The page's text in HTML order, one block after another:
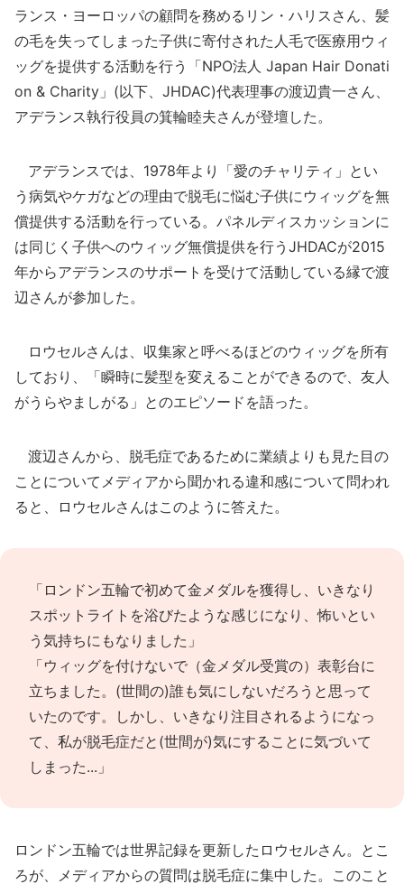
ランス・ヨーロッパの顧問を務めるリン・ハリスさん、髪
の毛を失ってしまった子供に寄付された人毛で医療用ウィ
ッグを提供する活動を行う「NPO法人 Japan Hair Donati
on & Charity」(以下、JHDAC)代表理事の渡辺貴一さん、
アデランス執行役員の箕輪睦夫さんが登壇した。
アデランスでは、1978年より「愛のチャリティ」とい
う病気やケガなどの理由で脱毛に悩む子供にウィッグを無
償提供する活動を行っている。パネルディスカッションに
は同じく子供へのウィッグ無償提供を行うJHDACが2015
年からアデランスのサポートを受けて活動している縁で渡
辺さんが参加した。
ロウセルさんは、収集家と呼べるほどのウィッグを所有
しており、「瞬時に髪型を変えることができるので、友人
がうらやましがる」とのエピソードを語った。
渡辺さんから、脱毛症であるために業績よりも見た目の
ことについてメディアから聞かれる違和感について問われ
ると、ロウセルさんはこのように答えた。
「ロンドン五輪で初めて金メダルを獲得し、いきなり
スポットライトを浴びたような感じになり、怖いとい
う気持ちにもなりました」
「ウィッグを付けないで（金メダル受賞の）表彰台に
立ちました。(世間の)誰も気にしないだろうと思って
いたのです。しかし、いきなり注目されるようになっ
て、私が脱毛症だと(世間が)気にすることに気づいて
しまった...」
ロンドン五輪では世界記録を更新したロウセルさん。とこ
ろが、メディアからの質問は脱毛症に集中した。このこと